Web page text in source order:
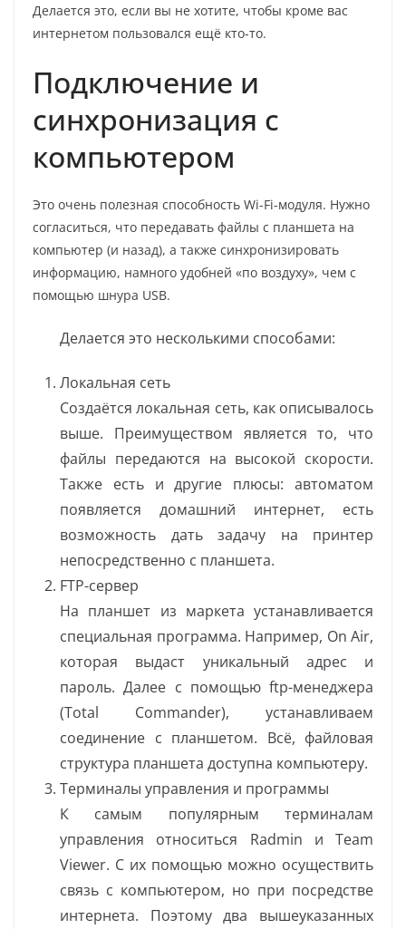
Делается это, если вы не хотите, чтобы кроме вас
интернетом пользовался ещё кто-то.
Подключение и
синхронизация с
компьютером
Это очень полезная способность Wi-Fi-модуля. Нужно
согласиться, что передавать файлы с планшета на
компьютер (и назад), а также синхронизировать
информацию, намного удобней «по воздуху», чем с
помощью шнура USB.
Делается это несколькими способами:
Локальная сеть
Создаётся локальная сеть, как описывалось
выше. Преимуществом является то, что
файлы передаются на высокой скорости.
Также есть и другие плюсы: автоматом
появляется домашний интернет, есть
возможность дать задачу на принтер
непосредственно с планшета.
FTP-сервер
На планшет из маркета устанавливается
специальная программа. Например, On Air,
которая выдаст уникальный адрес и
пароль. Далее с помощью ftp-менеджера
(Total Commander), устанавливаем
соединение с планшетом. Всё, файловая
структура планшета доступна компьютеру.
Терминалы управления и программы
К самым популярным терминалам
управления относиться Rаdmin и Team
Viewer. С их помощью можно осуществить
связь с компьютером, но при посредстве
интернета. Поэтому два вышеуказанных